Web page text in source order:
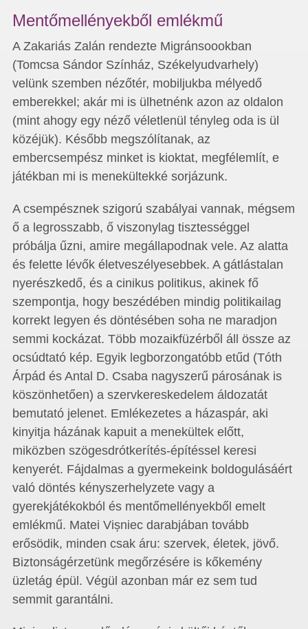
Mentőmellényekből emlékmű
A Zakariás Zalán rendezte Migránsoookban
(Tomcsa Sándor Színház, Székelyudvarhely)
velünk szemben nézőtér, mobiljukba mélyedő
emberekkel; akár mi is ülhetnénk azon az oldalon
(mint ahogy egy néző véletlenül tényleg oda is ül
közéjük). Később megszólítanak, az
embercsempész minket is kioktat, megfélemlít, e
játékban mi is menekültekké sorjázunk.
A csempésznek szigorú szabályai vannak, mégsem
ő a legrosszabb, ő viszonylag tisztességgel
próbálja űzni, amire megállapodnak vele. Az alatta
és felette lévők életveszélyesebbek. A gátlástalan
nyerészkedő, és a cinikus politikus, akinek fő
szempontja, hogy beszédében mindig politikailag
korrekt legyen és döntésében soha ne maradjon
semmi kockázat. Több mozaikfüzérből áll össze az
ocsúdtató kép. Egyik legborzongatóbb etűd (Tóth
Árpád és Antal D. Csaba nagyszerű párosának is
köszönhetően) a szervkereskedelem áldozatát
bemutató jelenet. Emlékezetes a házaspár, aki
kinyitja házának kapuit a menekültek előtt,
miközben szögesdrótkerítés-építéssel keresi
kenyerét. Fájdalmas a gyermekeink boldogulásáért
való döntés kényszerhelyzete vagy a
gyerekjátékokból és mentőmellényekből emelt
emlékmű. Matei Vișniec darabjában tovább
erősödik, minden csak áru: szervek, életek, jövő.
Biztonságérzetünk megőrzésére is kőkemény
üzletág épül. Végül azonban már ez sem tud
semmit garantálni.